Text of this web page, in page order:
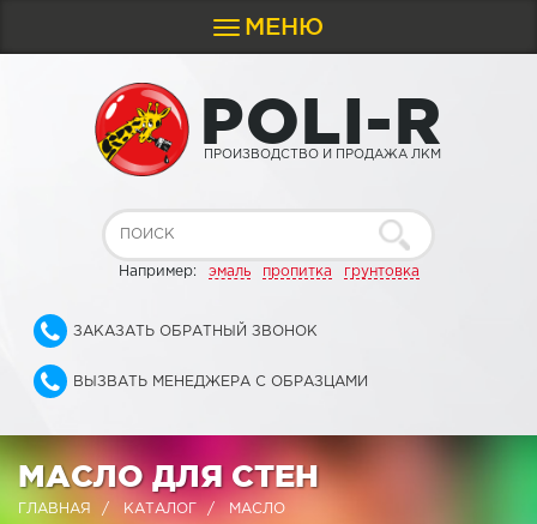
Toggle
navigation
МЕНЮ
POLI-R
ПРОИЗВОДСТВО И ПРОДАЖА ЛКМ
Например: эмаль пропитка грунтовка
ЗАКАЗАТЬ ОБРАТНЫЙ ЗВОНОК
ВЫЗВАТЬ МЕНЕДЖЕРА С ОБРАЗЦАМИ
МАСЛО ДЛЯ СТЕН
ГЛАВНАЯ КАТАЛОГ МАСЛО